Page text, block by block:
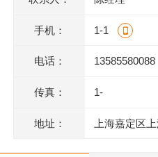
手机： 1-1
电话： 13585580088
传真： 1-
地址： 上海嘉定区